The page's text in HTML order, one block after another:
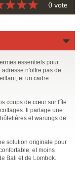
0 vote
essentiels pour
adresse n'offre pas de
et un cadre
coups de cœur sur l'île
Il partage une
et warungs de
solution originale pour
et moins
Bali et de Lombok.